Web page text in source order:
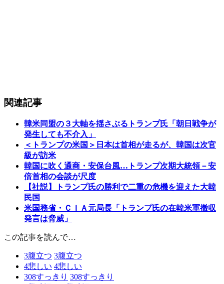
関連記事
韓米同盟の３大軸を揺さぶるトランプ氏「朝日戦争が
発生しても不介入」
＜トランプの米国＞日本は首相が走るが、韓国は次官
級が訪米
韓国に吹く通商・安保台風…トランプ次期大統領－安
倍首相の会談が尺度
【社説】トランプ氏の勝利で二重の危機を迎えた大韓
民国
米国務省・ＣＩＡ元局長「トランプ氏の在韓米軍撤収
発言は脅威」
この記事を読んで…
3腹立つ 3腹立つ
4悲しい 4悲しい
308すっきり 308すっきり